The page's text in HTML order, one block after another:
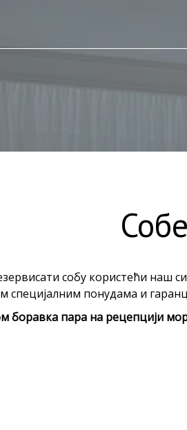
собу користећи наш
понудама и
боравка пара на рецепцији